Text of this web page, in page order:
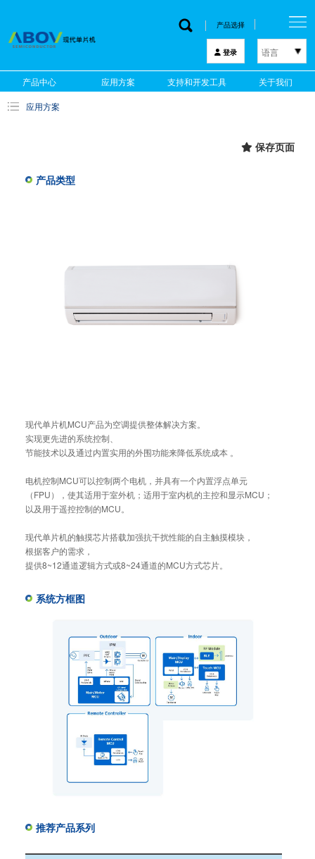
产品选择
登录 语言
한국어
English
产品中心 应用方案 支持和开发工具 关于我们
应用方案
保存页面
产品类型
现代单片机MCU产品为空调提供整体解决方案。
实现更先进的系统控制、
节能技术以及通过内置实用的外围功能来降低系统成本 。
电机控制MCU可以控制两个电机，并具有一个内置浮点单元
（FPU），使其适用于室外机；适用于室内机的主控和显示MCU；
以及用于遥控控制的MCU。
现代单片机的触摸芯片搭载加强抗干扰性能的自主触摸模块，
根据客户的需求，
提供8~12通道逻辑方式或8~24通道的MCU方式芯片。
系统方框图
推荐产品系列